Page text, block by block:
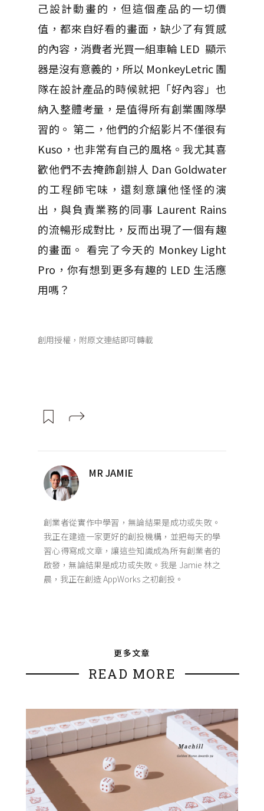
己設計動畫的，但這個產品的一切價
值，都來自好看的畫面，缺少了有質感
的內容，消費者光買一組車輪 LED 顯示
器是沒有意義的，所以 MonkeyLetric 團
隊在設計產品的時候就把「好內容」也
納入整體考量，是值得所有創業團隊學
習的。 第二，他們的介紹影片不僅很有
Kuso，也非常有自己的風格。我尤其喜
歡他們不去掩飾創辦人 Dan Goldwater
的工程師宅味，還刻意讓他怪怪的演
出，與負責業務的同事 Laurent Rains
的流暢形成對比，反而出現了一個有趣
的畫面。 看完了今天的 Monkey Light
Pro，你有想到更多有趣的 LED 生活應
用嗎？
創用授權，附原文連結即可轉載
MR JAMIE
創業者從實作中學習，無論結果是成功或失敗。
我正在建造一家更好的創投機構，並把每天的學
習心得寫成文章，讓這些知識成為所有創業者的
啟發，無論結果是成功或失敗。我是 Jamie 林之
晨，我正在創造 AppWorks 之初創投。
更多文章
READ MORE